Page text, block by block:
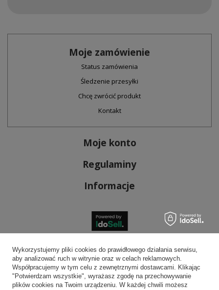
Moje zamówienie
Status zamówienia
Śledzenie przesyłki
Chcę zwrócić produkt
Kontakt
Moje konto
Regulaminy
Informacje
Bezpieczne płatności
Wygodna dostawa
Wykorzystujemy pliki cookies do prawidłowego działania serwisu,
aby analizować ruch w witrynie oraz w celach reklamowych.
Współpracujemy w tym celu z zewnętrznymi dostawcami. Klikając
"Potwierdzam wszystkie", wyrażasz zgodę na przechowywanie
plików cookies na Twoim urządzeniu. W każdej chwili możesz